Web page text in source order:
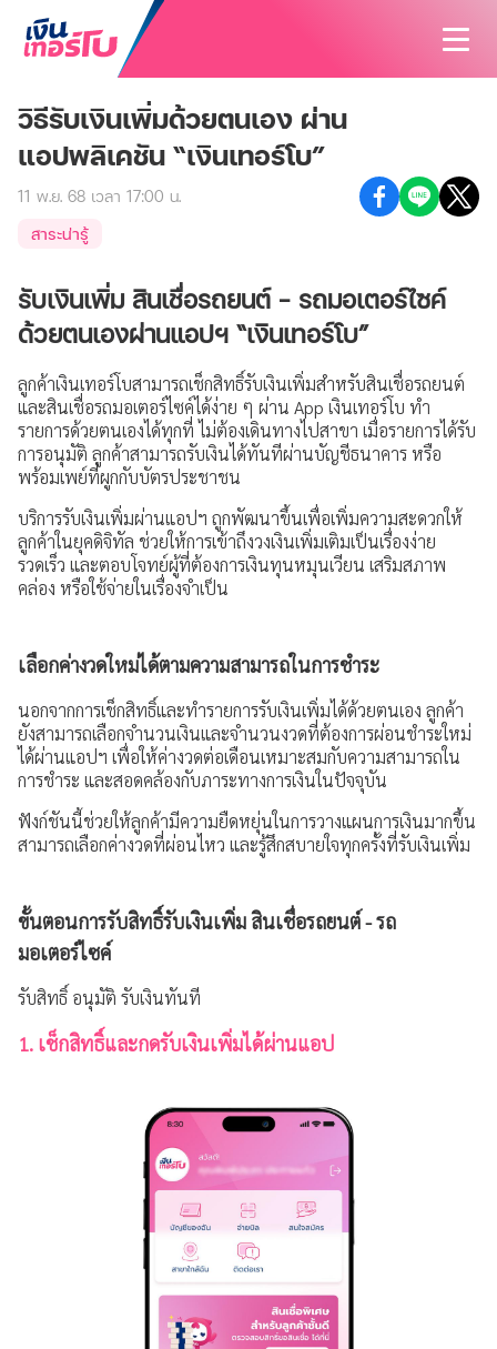
สนใจสินเชื่อ
สินเชื่อรถมอเตอร์ไซค์
สินเชื่อรถแทรกเตอร์
สินเชื่อโฉนดที่ดิน
สนใจประกัน
ประกันรถยนต์
ประกันสุขภาพและโรคร้ายแรง
ประกันอุบัติเหตุ
ประกันบ้านและคอนโด
บทความ
นักลงทุนสัมพันธ์
เกี่ยวกับเรา
รู้จักเงินเทอร์โบ
วิสัยทัศน์และพันธกิจ
บริษัทฯ และวัฒนธรรมองค์กร
ประสบการณ์ลูกค้า
คำถามที่พบบ่อย
ข่าวสาร กิจกรรม และโปรโมชัน
วิดีโอเงินเทอร์โบ
ข้อมูลต่างๆ
การคุ้มครองข้อมูลส่วนบุคคล
ประกาศดอกเบี้ยและค่าธรรมเนียม
การเปิดเผยข้อมูล
ติดต่อเรา
วิธีรับเงินเพิ่มด้วยตนเอง ผ่าน
แอปพลิเคชัน “เงินเทอร์โบ”
11 พ.ย. 68 เวลา 17:00 น.
สาระน่ารู้
รับเงินเพิ่ม สินเชื่อรถยนต์ - รถมอเตอร์ไซค์
ด้วยตนเองผ่านแอปฯ “เงินเทอร์โบ”
ลูกค้าเงินเทอร์โบสามารถเช็กสิทธิ์รับเงินเพิ่มสำหรับสินเชื่อรถยนต์
และสินเชื่อรถมอเตอร์ไซค์ได้ง่าย ๆ ผ่าน App เงินเทอร์โบ ทำ
รายการด้วยตนเองได้ทุกที่ ไม่ต้องเดินทางไปสาขา เมื่อรายการได้รับ
การอนุมัติ ลูกค้าสามารถรับเงินได้ทันทีผ่านบัญชีธนาคาร หรือ
พร้อมเพย์ที่ผูกกับบัตรประชาชน
บริการรับเงินเพิ่มผ่านแอปฯ ถูกพัฒนาขึ้นเพื่อเพิ่มความสะดวกให้
ลูกค้าในยุคดิจิทัล ช่วยให้การเข้าถึงวงเงินเพิ่มเติมเป็นเรื่องง่าย
รวดเร็ว และตอบโจทย์ผู้ที่ต้องการเงินทุนหมุนเวียน เสริมสภาพ
คล่อง หรือใช้จ่ายในเรื่องจำเป็น
เลือกค่างวดใหม่ได้ตามความสามารถในการชำระ
นอกจากการเช็กสิทธิ์และทำรายการรับเงินเพิ่มได้ด้วยตนเอง ลูกค้า
ยังสามารถเลือกจำนวนเงินและจำนวนงวดที่ต้องการผ่อนชำระใหม่
ได้ผ่านแอปฯ เพื่อให้ค่างวดต่อเดือนเหมาะสมกับความสามารถใน
การชำระ และสอดคล้องกับภาระทางการเงินในปัจจุบัน
ฟังก์ชันนี้ช่วยให้ลูกค้ามีความยืดหยุ่นในการวางแผนการเงินมากขึ้น
สามารถเลือกค่างวดที่ผ่อนไหว และรู้สึกสบายใจทุกครั้งที่รับเงินเพิ่ม
ขั้นตอนการรับสิทธิ์รับเงินเพิ่ม สินเชื่อรถยนต์ - รถ
มอเตอร์ไซค์
รับสิทธิ์ อนุมัติ รับเงินทันที
1. เช็กสิทธิ์และกดรับเงินเพิ่มได้ผ่านแอป